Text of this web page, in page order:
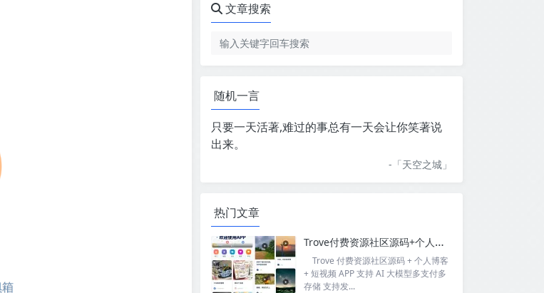
文章搜索
随机一言
只要一天活著,难过的事总有一天会让你笑著说
出来。
-「天空之城 」
热门文章
Trove付费资源社区源码+个人博客+短视频 APP 支持AI大模型多支付多存储
Trove 付费资源社区源码 + 个人博客
+ 短视频 APP 支持 AI 大模型多支付多
存储 支持发...